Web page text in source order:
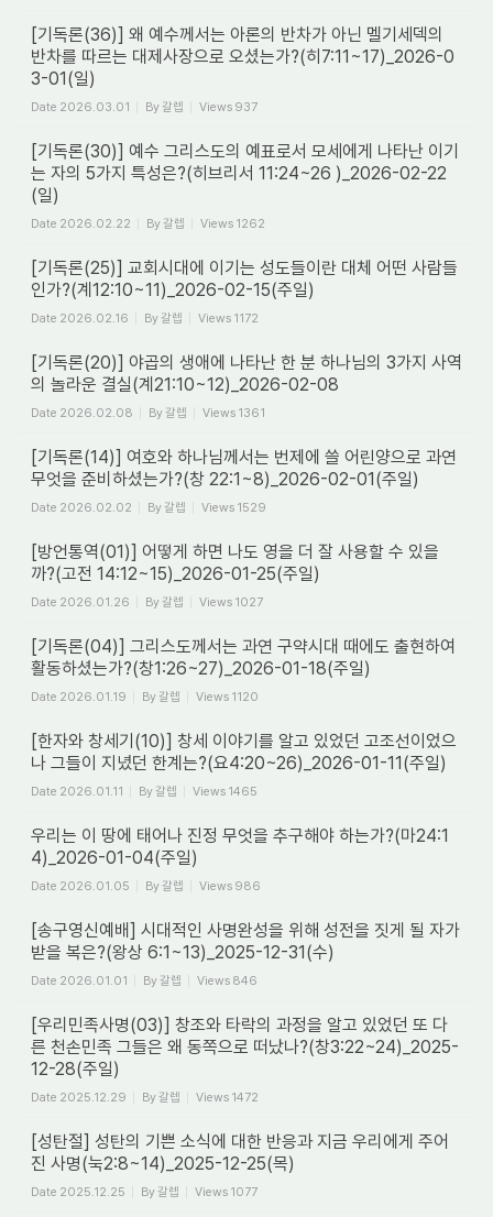
[기독론(36)] 왜 예수께서는 아론의 반차가 아닌 멜기세덱의
반차를 따르는 대제사장으로 오셨는가?(히7:11~17)_2026-0
3-01(일)
Date 2026.03.01 By갈렙 Views 937
[기독론(30)] 예수 그리스도의 예표로서 모세에게 나타난 이기
는 자의 5가지 특성은?(히브리서 11:24~26 )_2026-02-22
(일)
Date 2026.02.22 By갈렙 Views 1262
[기독론(25)] 교회시대에 이기는 성도들이란 대체 어떤 사람들
인가?(계12:10~11)_2026-02-15(주일)
Date 2026.02.16 By갈렙 Views 1172
[기독론(20)] 야곱의 생애에 나타난 한 분 하나님의 3가지 사역
의 놀라운 결실(계21:10~12)_2026-02-08
Date 2026.02.08 By갈렙 Views 1361
[기독론(14)] 여호와 하나님께서는 번제에 쓸 어린양으로 과연
무엇을 준비하셨는가?(창 22:1~8)_2026-02-01(주일)
Date 2026.02.02 By갈렙 Views 1529
[방언통역(01)] 어떻게 하면 나도 영을 더 잘 사용할 수 있을
까?(고전 14:12~15)_2026-01-25(주일)
Date 2026.01.26 By갈렙 Views 1027
[기독론(04)] 그리스도께서는 과연 구약시대 때에도 출현하여
활동하셨는가?(창1:26~27)_2026-01-18(주일)
Date 2026.01.19 By갈렙 Views 1120
[한자와 창세기(10)] 창세 이야기를 알고 있었던 고조선이었으
나 그들이 지녔던 한계는?(요4:20~26)_2026-01-11(주일)
Date 2026.01.11 By갈렙 Views 1465
우리는 이 땅에 태어나 진정 무엇을 추구해야 하는가?(마24:1
4)_2026-01-04(주일)
Date 2026.01.05 By갈렙 Views 986
[송구영신예배] 시대적인 사명완성을 위해 성전을 짓게 될 자가
받을 복은?(왕상 6:1~13)_2025-12-31(수)
Date 2026.01.01 By갈렙 Views 846
[우리민족사명(03)] 창조와 타락의 과정을 알고 있었던 또 다
른 천손민족 그들은 왜 동쪽으로 떠났나?(창3:22~24)_2025-
12-28(주일)
Date 2025.12.29 By갈렙 Views 1472
[성탄절] 성탄의 기쁜 소식에 대한 반응과 지금 우리에게 주어
진 사명(눅2:8~14)_2025-12-25(목)
Date 2025.12.25 By갈렙 Views 1077